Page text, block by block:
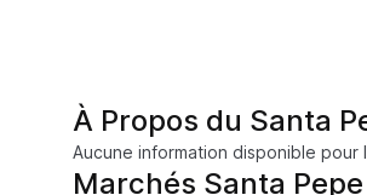
À Propos du Santa
Aucune information disponible pour
Marchés Santa Pepe